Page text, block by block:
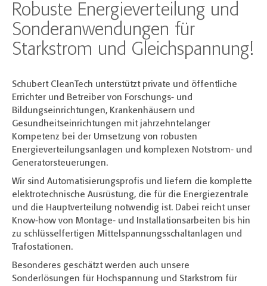
Robuste Energieverteilung und
Sonderanwendungen für
Starkstrom und Gleichspannung!
Schubert CleanTech unterstützt private und öffentliche
Errichter und Betreiber von Forschungs- und
Bildungseinrichtungen, Krankenhäusern und
Gesundheitseinrichtungen mit jahrzehntelanger
Kompetenz bei der Umsetzung von robusten
Energieverteilungsanlagen und komplexen Notstrom- und
Generatorsteuerungen.
Wir sind Automatisierungsprofis und liefern die komplette
elektrotechnische Ausrüstung, die für die Energiezentrale
und die Hauptverteilung notwendig ist. Dabei reicht unser
Know-how von Montage- und Installationsarbeiten bis hin
zu schlüsselfertigen Mittelspannungsschaltanlagen und
Trafostationen.
Besonderes geschätzt werden auch unsere
Sonderlösungen für Hochspannung und Starkstrom für